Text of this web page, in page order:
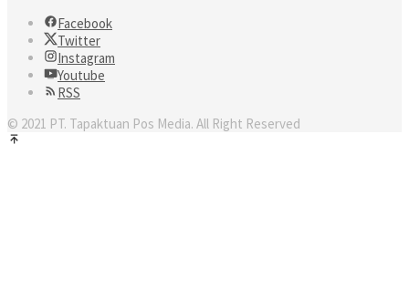
Facebook
Twitter
Instagram
Youtube
RSS
© 2021 PT. Tapaktuan Pos Media. All Right Reserved